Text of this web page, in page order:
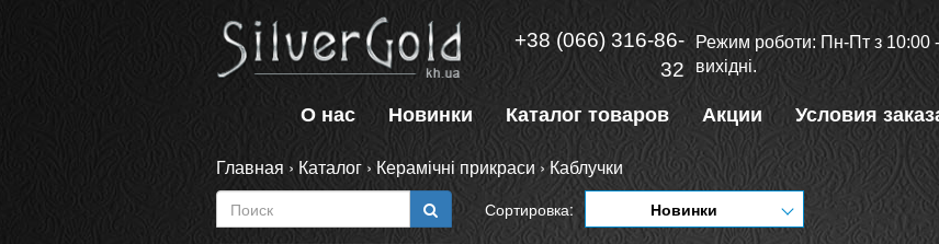
+38 (066) 316-86-
32
Режим роботи: Пн-Пт з 10:00
вихідні.
О нас Новинки Каталог товаров Акции Условия
Главная › Каталог › Керамічні прикраси ›Каблучки
Сортировка: Новинки